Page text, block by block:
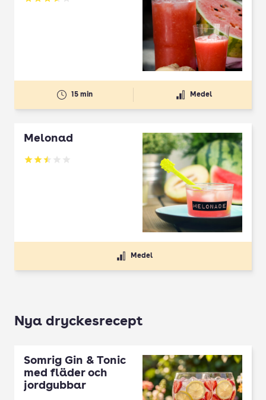
Betyg: 3.58 av 5
15 min Medel
Melonad
Betyg: 2.48 av 5
Medel
Nya dryckesrecept
Somrig Gin & Tonic
med fläder och
jordgubbar